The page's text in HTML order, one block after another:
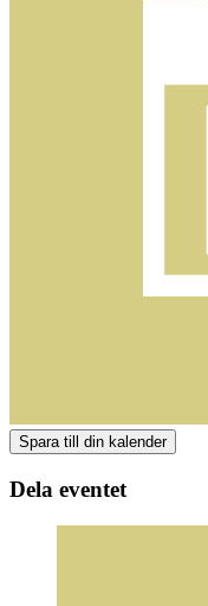
Dela eventet